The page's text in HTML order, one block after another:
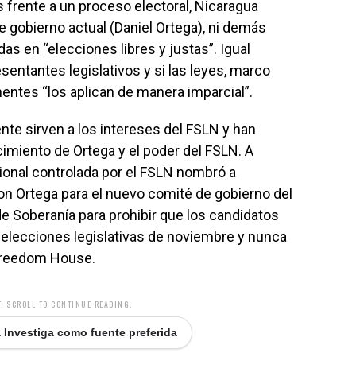
a un proceso electoral, Nicaragua
actual (Daniel Ortega), ni demás
en “elecciones libres y justas”. Igual
legislativos y si las leyes, marco
“los aplican de manera imparcial”.
sirven a los intereses del FSLN y han
de Ortega y el poder del FSLN. A
controlada por el FSLN nombró a
Ortega para el nuevo comité de gobierno del
Soberanía para prohibir que los candidatos
legislativas de noviembre y nunca
House.
SCROLL TO CONTINUE READING.
Investiga como fuente preferida